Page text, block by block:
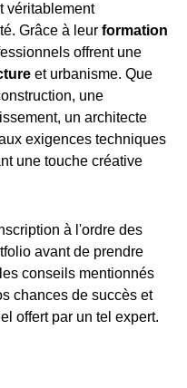
véritablement
Grâce à leur formation
offrent une
et urbanisme. Que
une
un architecte
exigences techniques
une touche créative
à l'ordre des
avant de prendre
conseils mentionnés
chances de succès et
offert par un tel expert.